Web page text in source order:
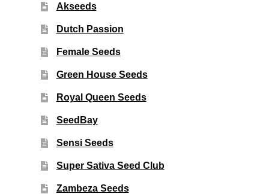
Akseeds
Dutch Passion
Female Seeds
Green House Seeds
Royal Queen Seeds
SeedBay
Sensi Seeds
Super Sativa Seed Club
Zambeza Seeds